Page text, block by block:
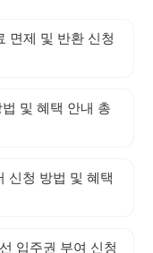
면제 및 반환 신청
및 혜택 안내 총
신청 방법 및 혜택
입주권 부여 신청